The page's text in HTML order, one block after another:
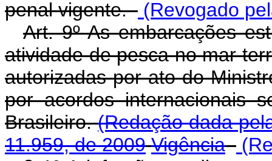
penal vigente. (Revogado
Art. 9º As embarcações
atividade de pesca no mar
autorizadas por ato do
por acordos internacionais
Brasileiro.(Redação dada
11.959, de 2009 Vigência